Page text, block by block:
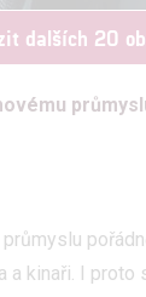
dalších 20
a kinaři. I